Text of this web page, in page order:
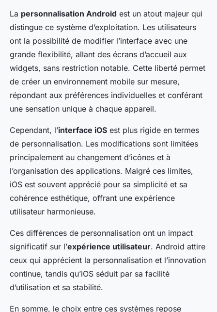
La personnalisation Android est un atout majeur qui
distingue ce système d’exploitation. Les utilisateurs
ont la possibilité de modifier l’interface avec une
grande flexibilité, allant des écrans d’accueil aux
widgets, sans restriction notable. Cette liberté permet
de créer un environnement mobile sur mesure,
répondant aux préférences individuelles et conférant
une sensation unique à chaque appareil.
Cependant, l’interface iOS est plus rigide en termes
de personnalisation. Les modifications sont limitées
principalement au changement d’icônes et à
l’organisation des applications. Malgré ces limites,
iOS est souvent apprécié pour sa simplicité et sa
cohérence esthétique, offrant une expérience
utilisateur harmonieuse.
Ces différences de personnalisation ont un impact
significatif sur l’expérience utilisateur. Android attire
ceux qui apprécient la personnalisation et l’innovation
continue, tandis qu’iOS séduit par sa facilité
d’utilisation et sa stabilité.
En somme, le choix entre ces systèmes repose